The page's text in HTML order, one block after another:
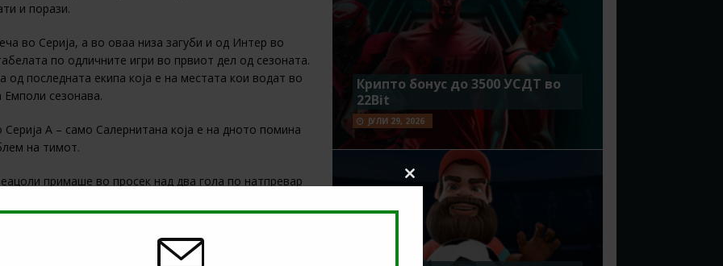
и порази.
во Серија, а во оваа низа загуби и од Интер во
по одличните игри во првиот дел од сезоната.
последната екипа која е на местата кои водат во
сезонава.
А – само Салернитана која е на дното помина
на тимот.
примаше во просек над два гола по натпревар
да се верува дека тие ќе издржат против Јуве со
Крипто бонус до 3500 УСДТ во
22Bit
ЈУЛИ 29, 2026
Close
module